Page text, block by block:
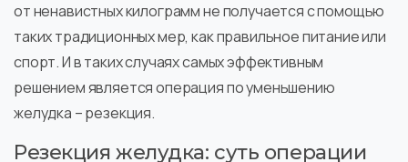
от ненавистных килограмм не получается с помощью
таких традиционных мер, как правильное питание или
спорт. И в таких случаях самых эффективным
решением является операция по уменьшению
желудка – резекция.
Резекция желудка: суть операции